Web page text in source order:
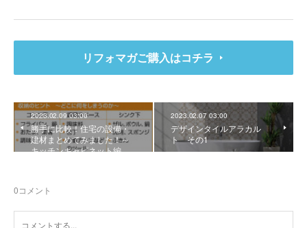
リフォマガご購入はコチラ
2023.02.09 03:00
勝手に比較！住宅の設備・
建材まとめてみました！～
キッチンキャビネット編
2023.02.07 03:00
デザインタイルアラカル
ト その1
0コメント